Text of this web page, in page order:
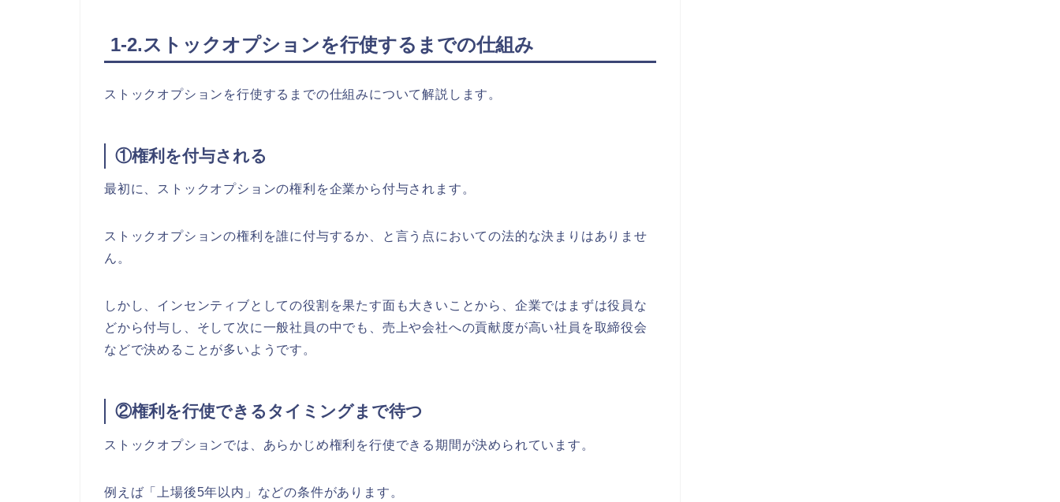
1-2.ストックオプションを行使するまでの仕組み
ストックオプションを行使するまでの仕組みについて解説します。
①権利を付与される
最初に、ストックオプションの権利を企業から付与されます。
ストックオプションの権利を誰に付与するか、と言う点においての法的な決まりはありませ
ん。
しかし、インセンティブとしての役割を果たす面も大きいことから、企業ではまずは役員な
どから付与し、そして次に一般社員の中でも、売上や会社への貢献度が高い社員を取締役会
などで決めることが多いようです。
②権利を行使できるタイミングまで待つ
ストックオプションでは、あらかじめ権利を行使できる期間が決められています。
例えば「上場後5年以内」などの条件があります。